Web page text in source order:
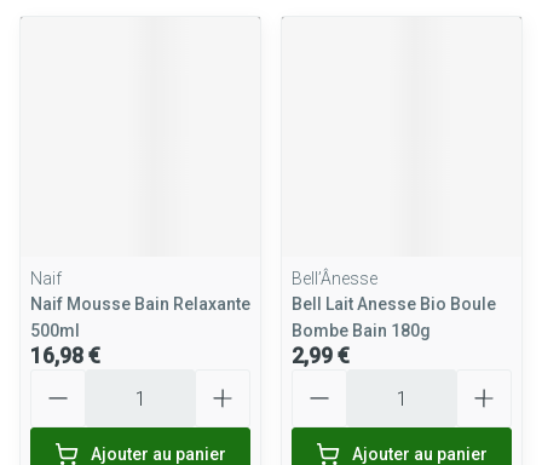
Naif
Naif Mousse Bain Relaxante
500ml
16,98 €
Ajouter au panier
Bell’Ânesse
Bell Lait Anesse Bio Boule
Bombe Bain 180g
2,99 €
Ajouter au panier